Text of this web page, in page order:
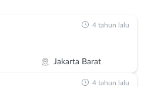
Jakarta Barat
4 tahun lalu
4 tahun lalu